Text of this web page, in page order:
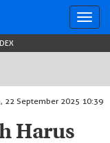
22 September 2025 10:39
Harus